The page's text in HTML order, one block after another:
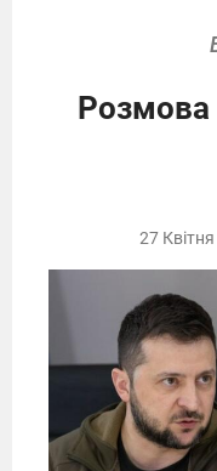
Розмова
27